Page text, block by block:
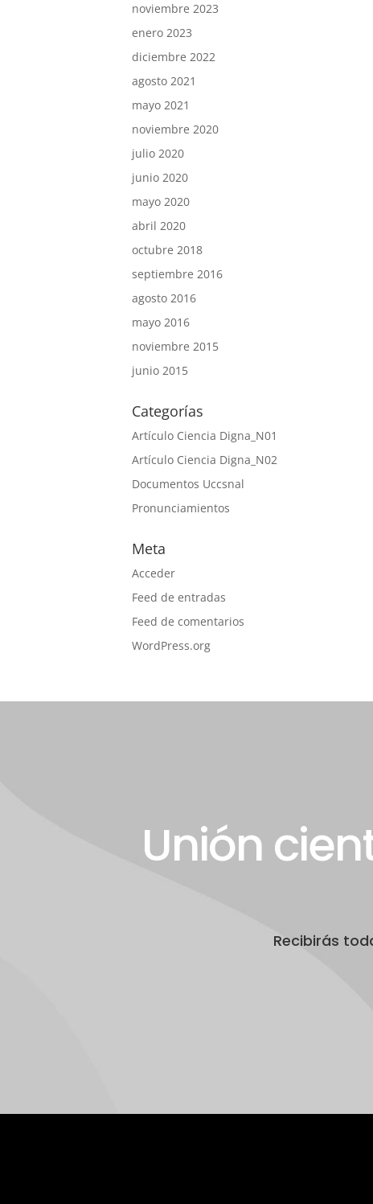
noviembre 2023
enero 2023
diciembre 2022
agosto 2021
mayo 2021
noviembre 2020
julio 2020
junio 2020
mayo 2020
abril 2020
octubre 2018
septiembre 2016
agosto 2016
mayo 2016
noviembre 2015
junio 2015
Categorías
Artículo Ciencia Digna_N01
Artículo Ciencia Digna_N02
Documentos Uccsnal
Pronunciamientos
Meta
Acceder
Feed de entradas
Feed de comentarios
WordPress.org
Unión
Recibirás